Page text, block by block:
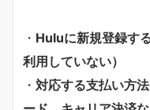
・ Huluに新規登録す
利用していない）
・ 対応する支払い方